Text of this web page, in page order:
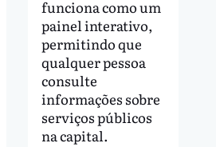
funciona como um
painel interativo,
permitindo que
qualquer pessoa
consulte
informações sobre
serviços públicos
na capital.